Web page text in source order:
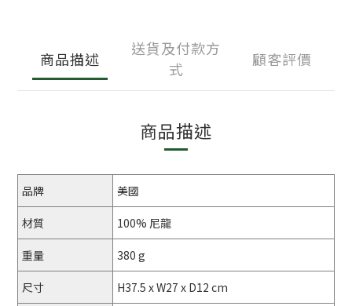
商品描述
送貨及付款方
式
顧客評價
商品描述
品牌 美國
材質 100% 尼龍
重量 380 g
尺寸 H37.5 x W27 x D12 cm